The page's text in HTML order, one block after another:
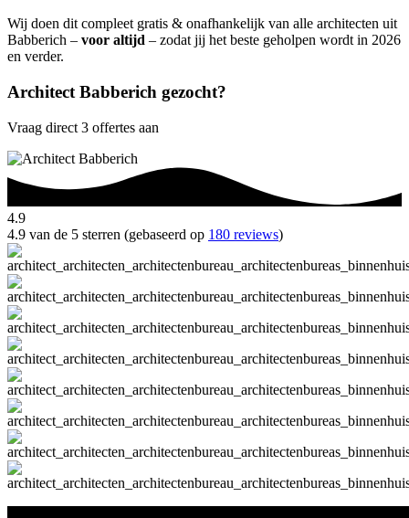
Wij doen dit compleet gratis & onafhankelijk van alle architecten uit
Babberich – voor altijd – zodat jij het beste geholpen wordt in 2026
en verder.
Architect Babberich gezocht?
Vraag direct 3 offertes aan
4.9
4.9 van de 5 sterren (gebaseerd op 180 reviews)